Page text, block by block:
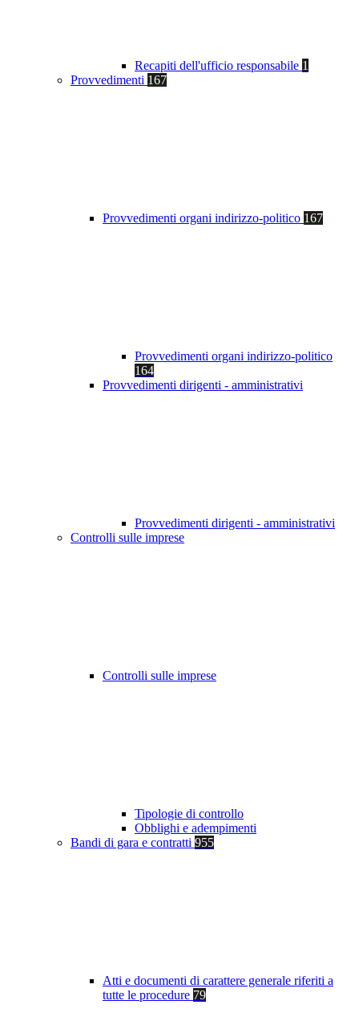
Recapiti dell'ufficio responsabile 1
Provvedimenti 167
Provvedimenti organi indirizzo-politico 167
Provvedimenti organi indirizzo-politico
164
Provvedimenti dirigenti - amministrativi
Provvedimenti dirigenti - amministrativi
Controlli sulle imprese
Controlli sulle imprese
Tipologie di controllo
Obblighi e adempimenti
Bandi di gara e contratti 955
Atti e documenti di carattere generale riferiti a
tutte le procedure 79